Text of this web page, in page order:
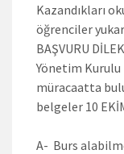
Kazandıkları
öğrenciler
BAŞVURU
Yönetim
müracaatta
belgeler 10
A- Burs